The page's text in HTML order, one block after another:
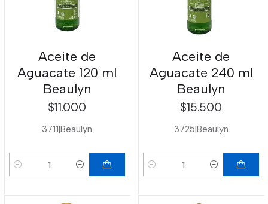
Aceite de
Aguacate 120 ml
Beaulyn
$11.000
3711|Beaulyn
Cantidad
Aceite de
Aguacate 240 ml
Beaulyn
$15.500
3725|Beaulyn
Cantidad